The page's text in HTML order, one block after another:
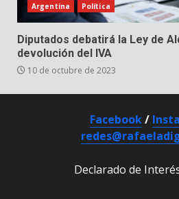
Argentina Política
Diputados debatirá la Ley de
devolución del IVA
10 de octubre de 2023
Facebook/
Declarado de